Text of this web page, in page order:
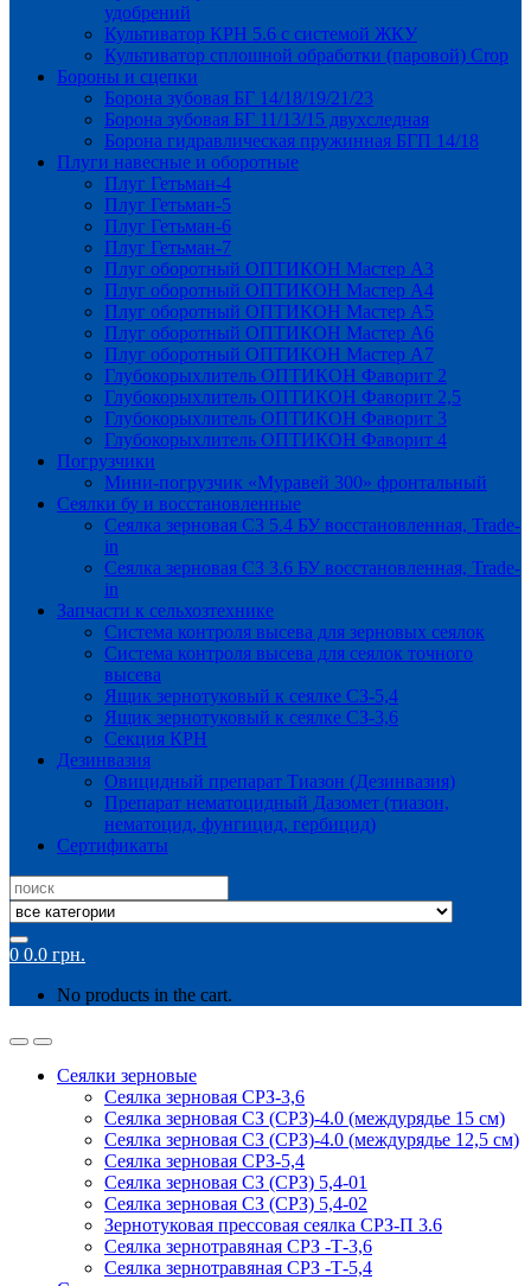
удобрений
Культиватор КРН 5.6 с системой ЖКУ
Культиватор сплошной обработки (паровой) Crop
Бороны и сцепки
Борона зубовая БГ 14/18/19/21/23
Борона зубовая БГ 11/13/15 двухследная
Борона гидравлическая пружинная БГП 14/18
Плуги навесные и оборотные
Плуг Гетьман-4
Плуг Гетьман-5
Плуг Гетьман-6
Плуг Гетьман-7
Плуг оборотный ОПТИКОН Мастер А3
Плуг оборотный ОПТИКОН Мастер А4
Плуг оборотный ОПТИКОН Мастер А5
Плуг оборотный ОПТИКОН Мастер А6
Плуг оборотный ОПТИКОН Мастер А7
Глубокорыхлитель ОПТИКОН Фаворит 2
Глубокорыхлитель ОПТИКОН Фаворит 2,5
Глубокорыхлитель ОПТИКОН Фаворит 3
Глубокорыхлитель ОПТИКОН Фаворит 4
Погрузчики
Мини-погрузчик «Муравей 300» фронтальный
Сеялки бу и восстановленные
Сеялка зерновая СЗ 5.4 БУ восстановленная, Trade-
in
Сеялка зерновая СЗ 3.6 БУ восстановленная, Trade-
in
Запчасти к сельхозтехнике
Система контроля высева для зерновых сеялок
Система контроля высева для сеялок точного
высева
Ящик зернотуковый к сеялке СЗ-5,4
Ящик зернотуковый к сеялке СЗ-3,6
Секция КРН
Дезинвазия
Овицидный препарат Тиазон (Дезинвазия)
Препарат нематоцидный Дазомет (тиазон,
нематоцид, фунгицид, гербицид)
Сертификаты
Search
for:
0 0.0 грн.
No products in the cart.
Сеялки зерновые
Сеялка зерновая СРЗ-3,6
Сеялка зерновая СЗ (СРЗ)-4.0 (междурядье 15 см)
Сеялка зерновая СЗ (СРЗ)-4.0 (междурядье 12,5 см)
Сеялка зерновая СРЗ-5,4
Сеялка зерновая СЗ (СРЗ) 5,4-01
Сеялка зерновая СЗ (СРЗ) 5,4-02
Зернотуковая прессовая сеялка СРЗ-П 3.6
Сеялка зернотравяная СРЗ -Т-3,6
Сеялка зернотравяная СРЗ -Т-5,4